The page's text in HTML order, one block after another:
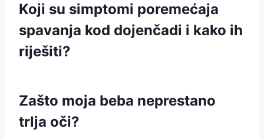
Koji su simptomi poremećaja
spavanja kod dojenčadi i kako ih
riješiti?
Zašto moja beba neprestano
trlja oči?